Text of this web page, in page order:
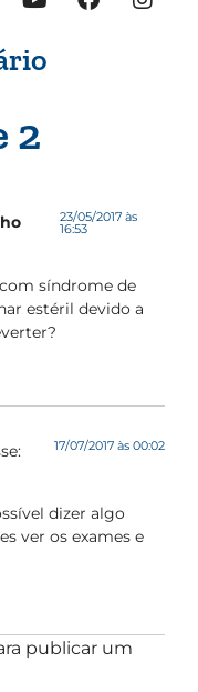
2
23/05/2017 às
16:53
síndrome de
estéril devido a
17/07/2017 às 00:02
dizer algo
ver os exames e
publicar um